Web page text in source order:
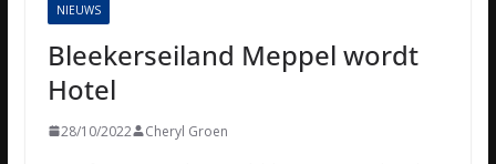
NIEUWS
Bleekerseiland Meppel wordt
Hotel
28/10/2022 Cheryl Groen